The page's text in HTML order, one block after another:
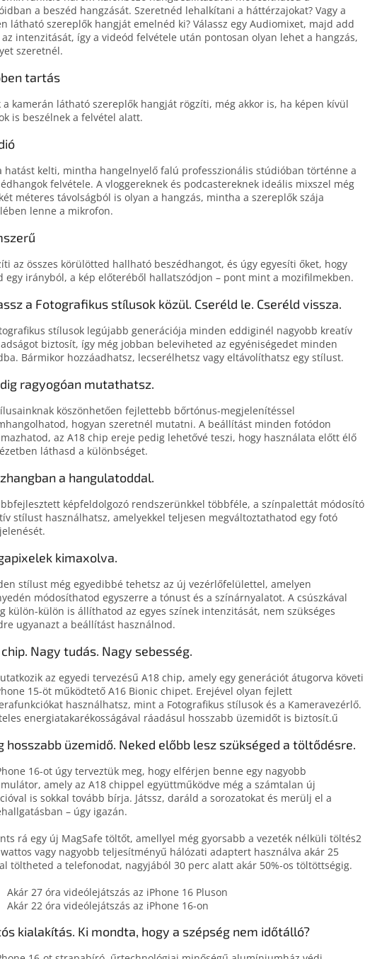
a beszéd hangzását. Szeretnéd lehalkítani a háttérzajokat? Vagy a
látható szereplők hangját emelnéd ki? Válassz egy Audiomixet, majd add
intenzitását, így a videód felvétele után pontosan olyan lehet a hangzás,
szeretnél.
tartás
a kamerán látható szereplők hangját rögzíti, még akkor is, ha képen kívül
is beszélnek a felvétel alatt.
hatást kelti, mintha hangelnyelő falú professzionális stúdióban történne a
felvétele. A vloggereknek és podcastereknek ideális mixszel még
méteres távolságból is olyan a hangzás, mintha a szereplők szája
lenne a mikrofon.
az összes körülötted hallható beszédhangot, és úgy egyesíti őket, hogy
egy irányból, a kép előteréből hallatszódjon – pont mint a mozifilmekben.
a Fotografikus stílusok közül. Cseréld le. Cseréld vissza.
stílusok legújabb generációja minden eddiginél nagyobb kreatív
biztosít, így még jobban beleviheted az egyéniségedet minden
Bármikor hozzáadhatsz, lecserélhetsz vagy eltávolíthatsz egy stílust.
ragyogóan mutathatsz.
köszönhetően fejlettebb bőrtónus-megjelenítéssel
hogyan szeretnél mutatni. A beállítást minden fotódon
az A18 chip ereje pedig lehetővé teszi, hogy használata előtt élő
láthasd a különbséget.
a hangulatoddal.
képfeldolgozó rendszerünkkel többféle, a színpalettát módosító
stílust használhatsz, amelyekkel teljesen megváltoztathatod egy fotó
kimaxolva.
stílust még egyedibbé tehetsz az új vezérlőfelülettel, amelyen
módosíthatod egyszerre a tónust és a színárnyalatot. A csúszkával
külön-külön is állíthatod az egyes színek intenzitását, nem szükséges
ugyanazt a beállítást használnod.
chip. Nagy tudás. Nagy sebesség.
az egyedi tervezésű A18 chip, amely egy generációt átugorva követi
15-öt működtető A16 Bionic chipet. Erejével olyan fejlett
használhatsz, mint a Fotografikus stílusok és a Kameravezérlő.
energiatakarékosságával ráadásul hosszabb üzemidőt is biztosít.ű
hosszabb üzemidő. Neked előbb lesz szükséged a töltődésre.
16-ot úgy terveztük meg, hogy elférjen benne egy nagyobb
amely az A18 chippel együttműködve még a számtalan új
is sokkal tovább bírja. Játssz, daráld a sorozatokat és merülj el a
– úgy igazán.
rá egy új MagSafe töltőt, amellyel még gyorsabb a vezeték nélküli töltés2
vagy nagyobb teljesítményű hálózati adaptert használva akár 25
töltheted a telefonodat, nagyjából 30 perc alatt akár 50%-os töltöttségig.
Akár 27 óra videólejátszás az iPhone 16 Pluson
Akár 22 óra videólejátszás az iPhone 16-on
kialakítás. Ki mondta, hogy a szépség nem időtálló?